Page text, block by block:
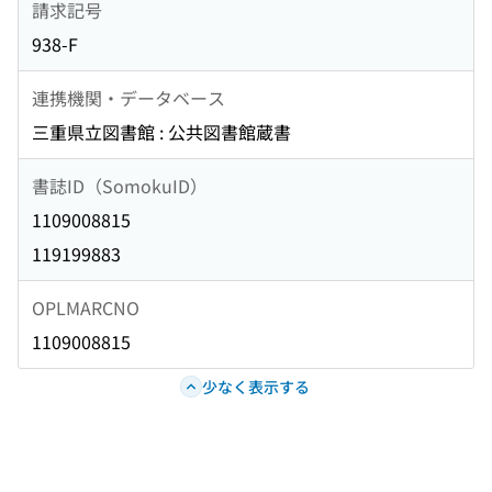
請求記号
938-F
連携機関・データベース
三重県立図書館 : 公共図書館蔵書
書誌ID（SomokuID）
1109008815
119199883
OPLMARCNO
1109008815
少なく表示する